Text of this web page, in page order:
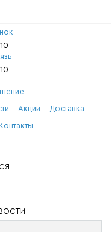
Акции Доставка
Контакты